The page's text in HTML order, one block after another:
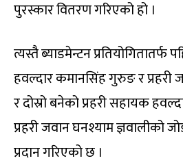
पुरस्कार वितरण गरिएको हो ।
त्यस्तै ब्याडमेन्टन प्रतियोगितातर्फ
हवल्दार कमानसिंह गुरुङ र प्रहरी
र दोस्रो बनेको प्रहरी सहायक
प्रहरी जवान घनश्याम ज्ञवालीको
प्रदान गरिएको छ ।